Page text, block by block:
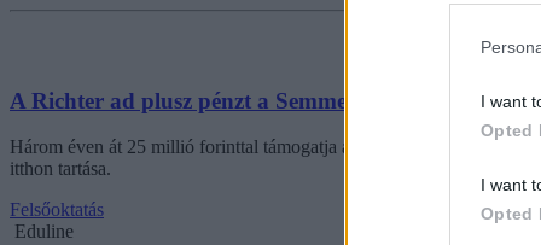
I want
Opted
I want
Opted
A Richter ad plusz pénzt a Semmelweisnek
Három éven át 25 millió forinttal támogatja a Semmelweis
itthon tartása.
Felsőoktatás
Eduline